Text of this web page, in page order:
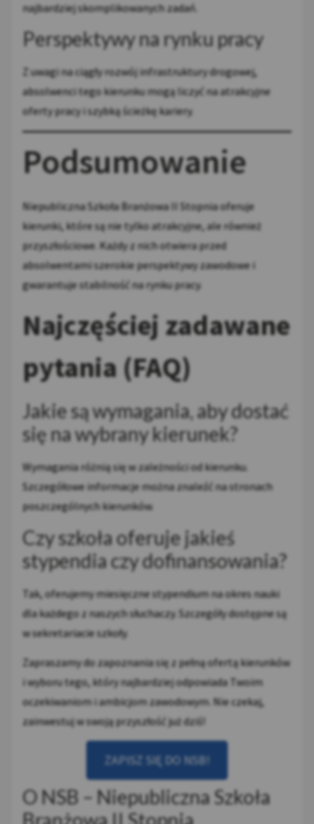
najbardziej skomplikowanych zadań.
Perspektywy na rynku pracy
Z uwagi na ciągły rozwój infrastruktury drogowej,
absolwenci tego kierunku mogą liczyć na atrakcyjne
oferty pracy i szybką ścieżkę kariery.
Podsumowanie
Niepubliczna Szkoła Branżowa II Stopnia oferuje
kierunki, które są nie tylko atrakcyjne, ale również
przyszłościowe. Każdy z nich otwiera przed
absolwentami szerokie perspektywy zawodowe i
gwarantuje stabilność na rynku pracy.
Najczęściej zadawane
pytania (FAQ)
Jakie są wymagania, aby dostać
się na wybrany kierunek?
Wymagania różnią się w zależności od kierunku.
Szczegółowe informacje można znaleźć na stronach
poszczególnych kierunków.
Czy szkoła oferuje jakieś
stypendia czy dofinansowania?
Tak, oferujemy miesięczne stypendium na okres nauki
dla każdego z naszych słuchaczy. Szczegóły dostępne są
w sekretariacie szkoły.
Zapraszamy do zapoznania się z pełną ofertą kierunków
i wyboru tego, który najbardziej odpowiada Twoim
oczekiwaniom i ambicjom zawodowym. Nie czekaj,
zainwestuj w swoją przyszłość już dziś!
ZAPISZ SIĘ DO NSB!
O NSB – Niepubliczna Szkoła